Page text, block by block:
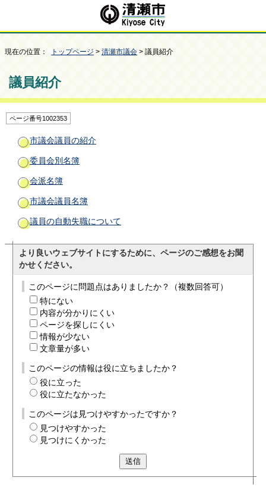
現在の位置： トップページ > 清瀬市議会 > 議員紹介
議員紹介
ページ番号1002353
市議会議員の紹介
委員会別名簿
会派名簿
市議会議員名簿
議員の自動失職について
より良いウェブサイトにするために、ページのご感想をお聞
かせください。
このページに問題点はありましたか？（複数回答可）
特にない
内容が分かりにくい
ページを探しにくい
情報が少ない
文章量が多い
このページの情報は役に立ちましたか？
役に立った
役に立たなかった
このページは見つけやすかったですか？
見つけやすかった
見つけにくかった
送信